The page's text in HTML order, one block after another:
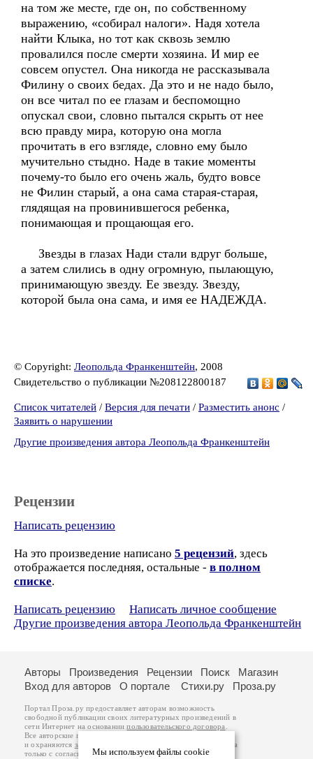
на том же месте, где он, по собственному
выражению, «собирал налоги». Надя хотела
найти Клыка, но тот как сквозь землю
провалился после смерти хозяина. И мир ее
совсем опустел. Она никогда не рассказывала
Филину о своих бедах. Да это и не надо было,
он все читал по ее глазам и беспомощно
опускал свои, словно пытался скрыть от нее
всю правду мира, которую она могла
прочитать в его взгляде, словно ему было
мучительно стыдно. Наде в такие моменты
почему-то было его очень жаль, будто вовсе
не Филин старый, а она сама старая-старая,
глядящая на провинившегося ребенка,
понимающая и прощающая его.
Звезды в глазах Нади стали вдруг больше,
а затем слились в одну огромную, пылающую,
принимающую звезду. Ее звезду. Звезду,
которой была она сама, и имя ее НАДЕЖДА.
© Copyright: Леопольда Франкенштейн, 2008
Свидетельство о публикации №208122800187
Список читателей / Версия для печати / Разместить анонс /
Заявить о нарушении
Другие произведения автора Леопольда Франкенштейн
Рецензии
Написать рецензию
На это произведение написано 5 рецензий, здесь
отображается последняя, остальные - в полном
списке.
Написать рецензию
Написать личное сообщение
Другие произведения автора Леопольда Франкенштейн
Мы используем файлы cookie
Авторы Произведения Рецензии Поиск
Магазин
Вход для авторов
О портале Стихи.ру Проза.ру
Портал Проза.ру предоставляет авторам возможность
свободной публикации своих литературных произведений в
сети Интернет на основаниипользовательского договора
Все авторские права на произведения принадлежат авторам
и охраняются законом
. Перепечатка произведений возможна
только с согласия его автора, к которому вы можете